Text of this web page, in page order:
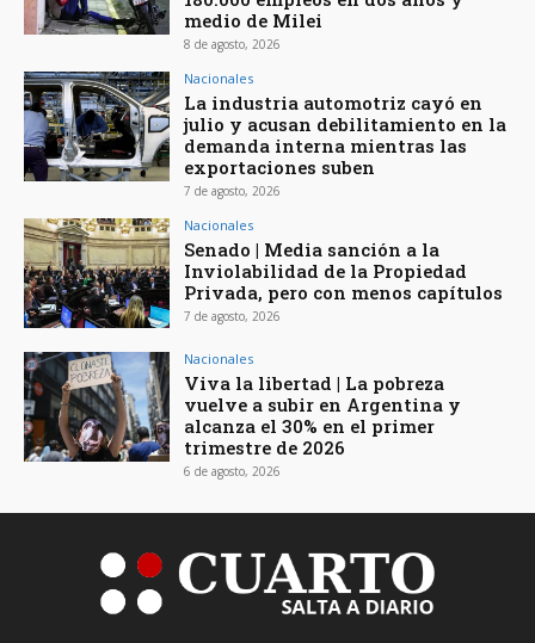
medio de Milei
8 de agosto, 2026
Nacionales
La industria automotriz cayó en
julio y acusan debilitamiento en la
demanda interna mientras las
exportaciones suben
7 de agosto, 2026
Nacionales
Senado | Media sanción a la
Inviolabilidad de la Propiedad
Privada, pero con menos capítulos
7 de agosto, 2026
Nacionales
Viva la libertad | La pobreza
vuelve a subir en Argentina y
alcanza el 30% en el primer
trimestre de 2026
6 de agosto, 2026